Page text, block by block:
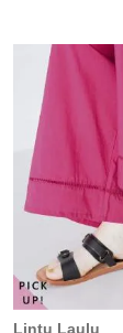
Lintu Laulu